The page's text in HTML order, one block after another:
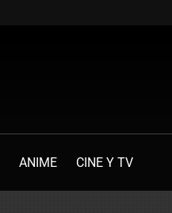
ANIME CINE Y TV